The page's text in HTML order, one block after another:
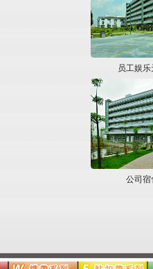
员工娱
公司宿